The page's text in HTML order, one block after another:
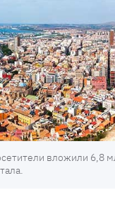
вложили 6,8